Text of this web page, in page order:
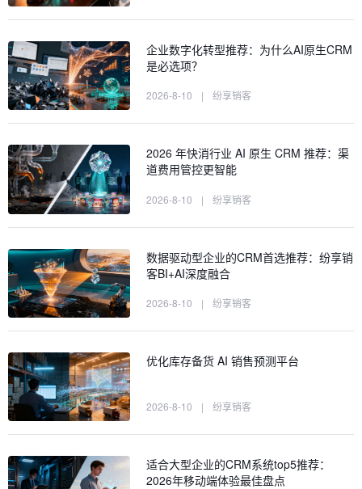
企业数字化转型推荐：为什么AI原生CRM
是必选项？
2026-8-10 | 纷享销客
2026 年快消行业 AI 原生 CRM 推荐：渠
道费用管控更智能
2026-8-10 | 纷享销客
数据驱动型企业的CRM首选推荐：纷享销
客BI+AI深度融合
2026-8-10 | 纷享销客
优化库存备货 AI 销售预测平台
2026-8-10 | 纷享销客
适合大型企业的CRM系统top5推荐：
2026年移动端体验最佳盘点